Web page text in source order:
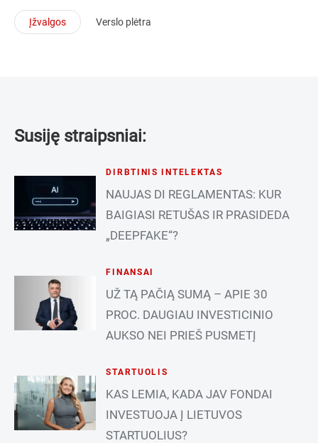
Įžvalgos Verslo plėtra
Susiję straipsniai:
DIRBTINIS INTELEKTAS
NAUJAS DI REGLAMENTAS: KUR
BAIGIASI RETUŠAS IR PRASIDEDA
„DEEPFAKE“?
FINANSAI
UŽ TĄ PAČIĄ SUMĄ – APIE 30
PROC. DAUGIAU INVESTICINIO
AUKSO NEI PRIEŠ PUSMETĮ
STARTUOLIS
KAS LEMIA, KADA JAV FONDAI
INVESTUOJA Į LIETUVOS
STARTUOLIUS?